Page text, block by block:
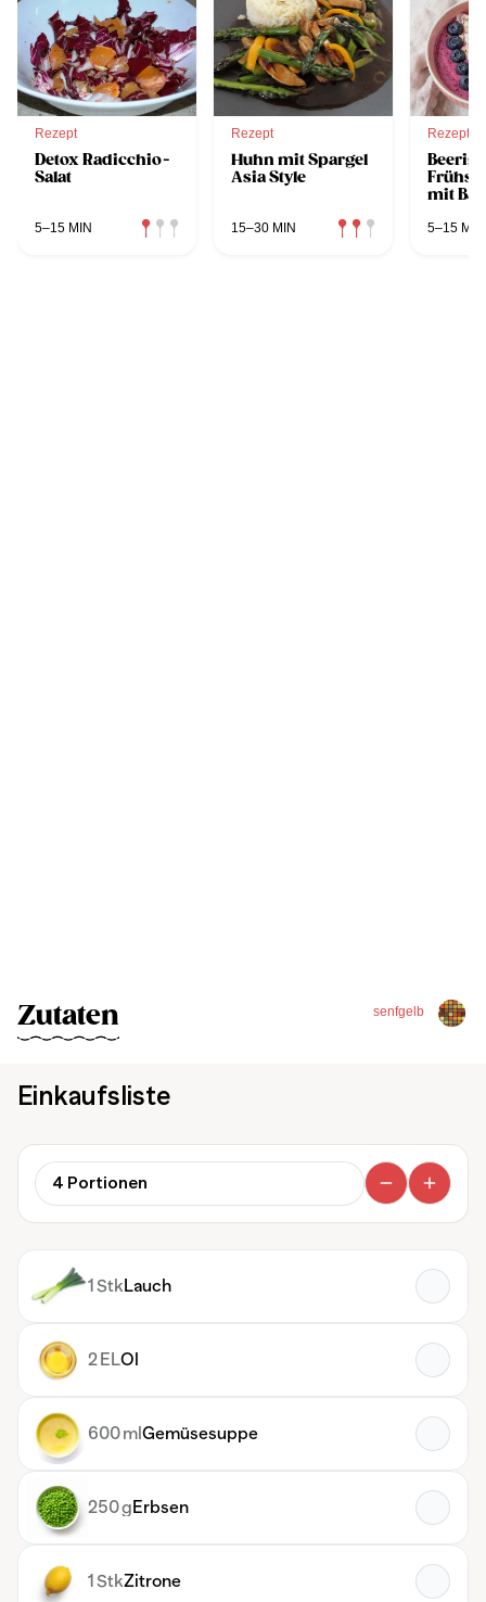
Rezept
Detox Radicchio-
Salat
5–15 MIN
Rezept
Huhn mit Spargel
Asia Style
15–30 MIN
Rezept
Beerige
mit
5–15 MIN
senfgelb
Zutaten